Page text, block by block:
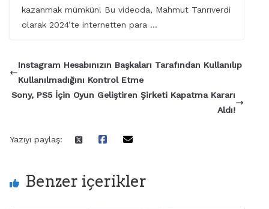
kazanmak mümkün! Bu videoda, Mahmut Tanrıverdi
olarak 2024’te internetten para …
Instagram Hesabınızın Başkaları Tarafından Kullanılıp
Kullanılmadığını Kontrol Etme
Sony, PS5 İçin Oyun Geliştiren Şirketi Kapatma Kararı
Aldı!
Yazıyı paylaş:
Benzer içerikler